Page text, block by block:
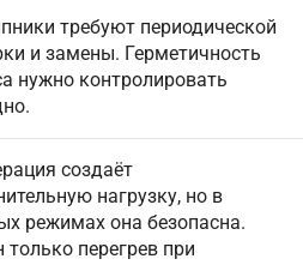
требуют периодической
и замены. Герметичность
нужно контролировать
создаёт
нагрузку, но в
режимах она безопасна.
только перегрев при